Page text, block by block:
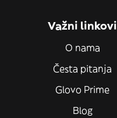
Važni linkovi
O nama
Česta pitanja
Glovo Prime
Blog